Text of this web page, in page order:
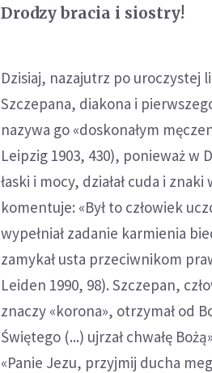
Drodzy bracia i siostry!
Dzisiaj, nazajutrz po uroczystej
Szczepana, diakona i
nazywa go «doskonałym
Leipzig 1903, 430), ponieważ w
łaski i mocy, działał cuda i
komentuje: «Był to człowiek
wypełniał zadanie karmienia
zamykał usta przeciwnikom
Leiden 1990, 98). Szczepan,
znaczy «korona», otrzymał od
Świętego (...) ujrzał chwałę
«Panie Jezu, przyjmij ducha